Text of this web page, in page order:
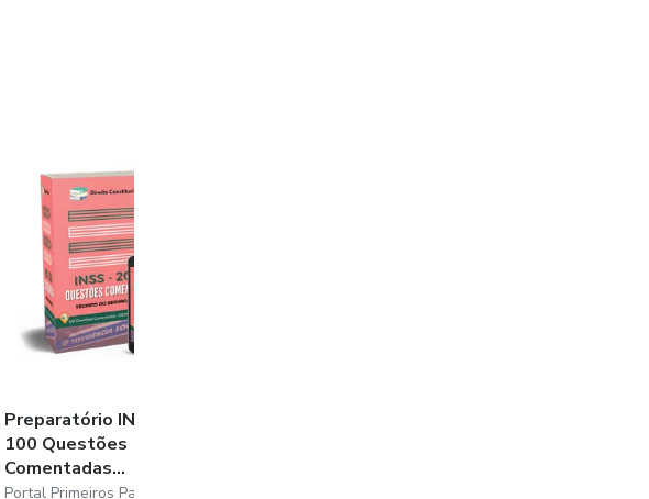
Preparatório INSS 2022 -
100 Questões (CEBRASPE)
Comentadas...
Portal Primeiros Passos